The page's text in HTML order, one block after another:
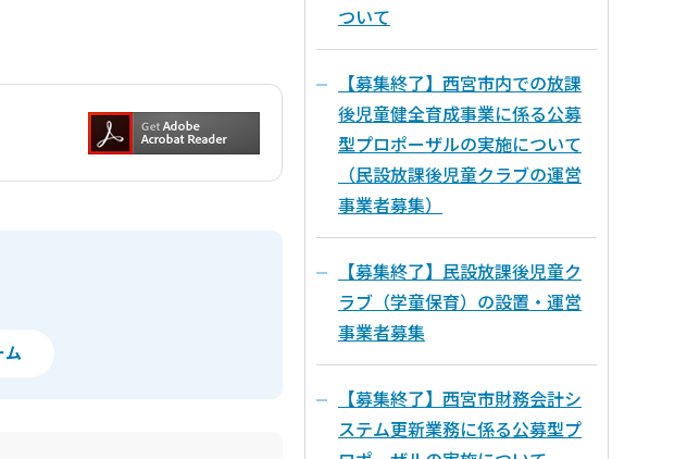
ム
ついて
【募集終了】西宮市内での放課
後児童健全育成事業に係る公募
型プロポーザルの実施について
（民設放課後児童クラブの運営
事業者募集）
【募集終了】民設放課後児童ク
ラブ（学童保育）の設置・運営
事業者募集
【募集終了】西宮市財務会計シ
ステム更新業務に係る公募型プ